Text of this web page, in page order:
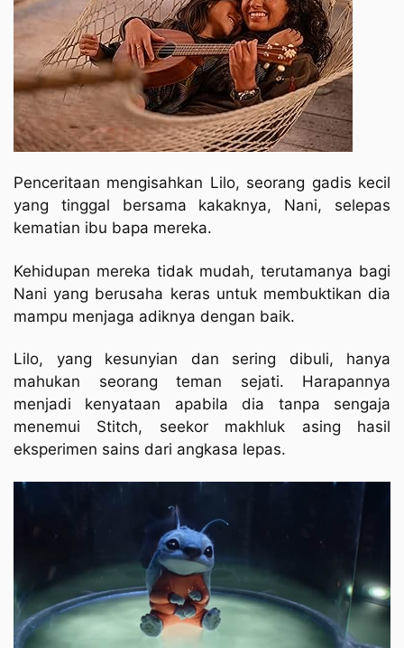
Penceritaan mengisahkan Lilo, seorang gadis kecil
yang tinggal bersama kakaknya, Nani, selepas
kematian ibu bapa mereka.
Kehidupan mereka tidak mudah, terutamanya bagi
Nani yang berusaha keras untuk membuktikan dia
mampu menjaga adiknya dengan baik.
Lilo, yang kesunyian dan sering dibuli, hanya
mahukan seorang teman sejati. Harapannya
menjadi kenyataan apabila dia tanpa sengaja
menemui Stitch, seekor makhluk asing hasil
eksperimen sains dari angkasa lepas.